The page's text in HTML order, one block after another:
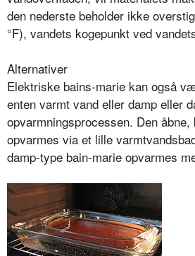
den nederste beholder ikke
°F), vandets kogepunkt ved
Alternativer
Elektriske bains-marie kan også
enten varmt vand eller damp eller
opvarmningsprocessen. Den
opvarmes via et lille
damp-type bain-marie opvarmes